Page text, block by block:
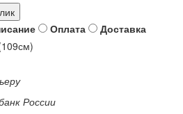
Оплата
Доставка
России